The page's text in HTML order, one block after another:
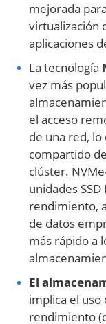
mejorada
virtualización
aplicaciones
La tecnología
vez más
el acceso
de una red,
compartido
clúster.
unidades
rendimiento,
de datos
más rápido a
El
implica el uso
rendimiento